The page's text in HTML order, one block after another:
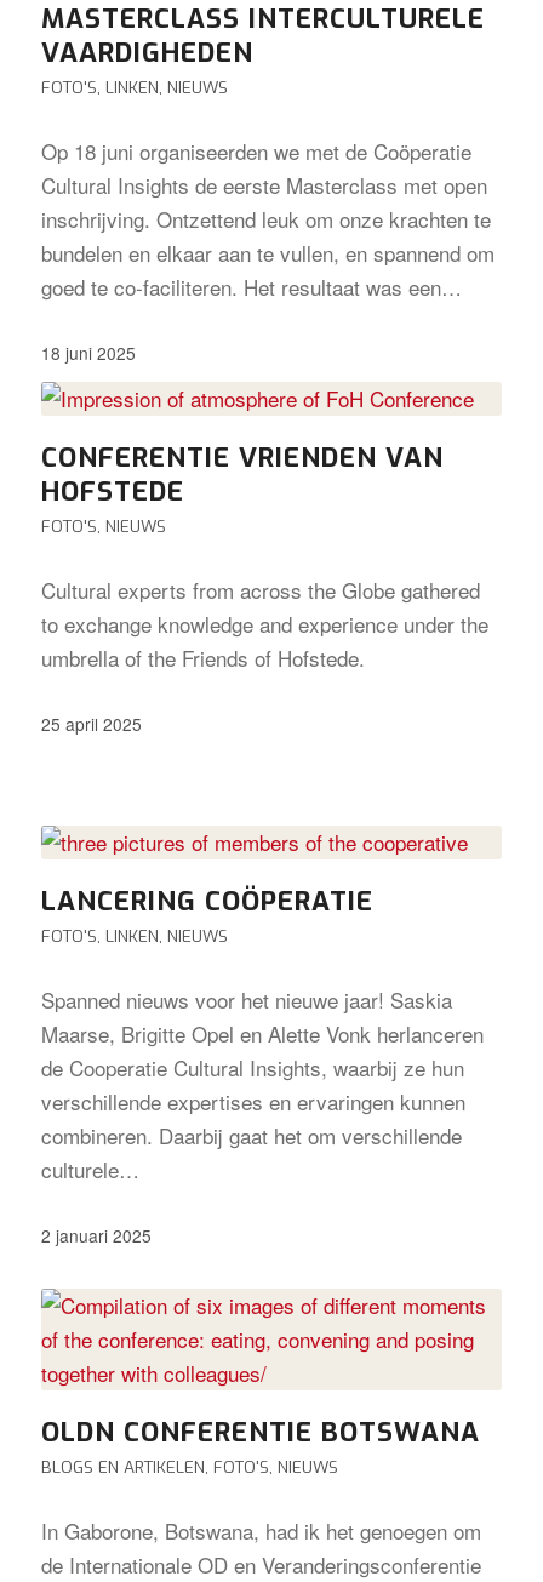
MASTERCLASS INTERCULTURELE
VAARDIGHEDEN
FOTO'S, LINKEN, NIEUWS
Op 18 juni organiseerden we met de Coöperatie
Cultural Insights de eerste Masterclass met open
inschrijving. Ontzettend leuk om onze krachten te
bundelen en elkaar aan te vullen, en spannend om
goed te co-faciliteren. Het resultaat was een…
18 juni 2025
CONFERENTIE VRIENDEN VAN
HOFSTEDE
FOTO'S, NIEUWS
Cultural experts from across the Globe gathered
to exchange knowledge and experience under the
umbrella of the Friends of Hofstede.
25 april 2025
LANCERING COÖPERATIE
FOTO'S, LINKEN, NIEUWS
Spanned nieuws voor het nieuwe jaar! Saskia
Maarse, Brigitte Opel en Alette Vonk herlanceren
de Cooperatie Cultural Insights, waarbij ze hun
verschillende expertises en ervaringen kunnen
combineren. Daarbij gaat het om verschillende
culturele…
2 januari 2025
OLDN CONFERENTIE BOTSWANA
BLOGS EN ARTIKELEN, FOTO'S, NIEUWS
In Gaborone, Botswana, had ik het genoegen om
de Internationale OD en Veranderingsconferentie